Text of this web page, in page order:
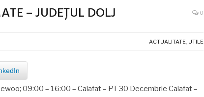
– JUDEŢUL DOLJ 0
ACTUALITATE, UTILE
09:00 – 16:00 – Calafat – PT 30 Decembrie Calafat –